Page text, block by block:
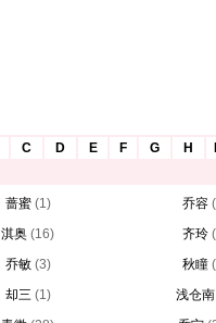
C D E F G H
蔷蜜 (1) 乔容
淇奥 (16) 齐玲
乔敏 (3) 秋瞳
却三 (1)
浅仓南